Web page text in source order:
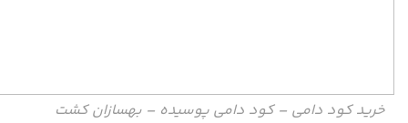
خرید کود دامی – کود دامی پوسیده – بهسازان کشت